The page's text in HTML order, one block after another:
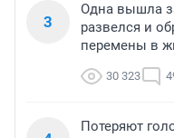
3
Одна вышла
развелся и
перемены в
30 323
Потеряют